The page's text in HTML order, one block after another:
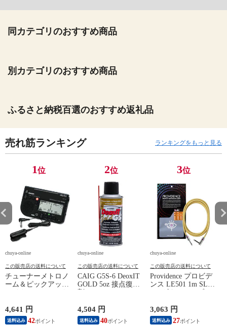
同カテゴリのおすすめ商品
別カテゴリのおすすめ商品
ふるさと納税百選のおすすめ返礼品
売れ筋ランキング ランキングをもっと見る
1位
chuya-online
この販売店の送料について
チューナーメトロノ
ーム＆ピックアップ
スペシャルパック ブ
ラック
4,641 円
送料込み 42
2位
chuya-online
この販売店の送料について
CAIG G5S-6 DeoxIT
GOLD 5oz 接点復活
剤
4,504 円
送料込み 40
3位
chuya-online
この販売店の送料について
Providence プロビデ
ンス LE501 1m SL
YL ギターケーブル
3,063 円
送料込み 27